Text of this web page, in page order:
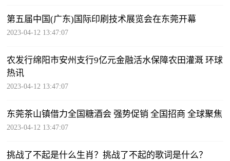
第五届中国(广东)国际印刷技术展览会在东莞开幕
2023-04-12 13:47:07
农发行绵阳市安州支行9亿元金融活水保障农田灌溉 环球
热讯
2023-04-12 13:47:07
东莞茶山镇借力全国糖酒会 强势促销 全国招商 全球聚焦
2023-04-12 13:47:07
挑战了不起是什么生肖？挑战了不起的歌词是什么？